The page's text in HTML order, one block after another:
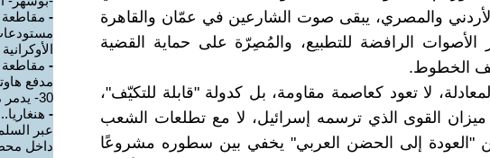
والمصري، يبقى صوت الشارعين في عمّان والقاهرة
الأصوات الرافضة للتطبيع، والمُصِرّة على حماية القضية
الخطوط.
لا تعود كعاصمة مقاومة، بل كدولة "قابلة للتكيّف"،
ميزان القوى الذي ترسمه إسرائيل، لا مع تطلعات الشعب
إلى الحضن العربي" يخفي بين سطوره مشروعًا
-
الأوكرانية
- مقاطعة
30- يدمر مواقع لقوا ...
-
عبر
داخل